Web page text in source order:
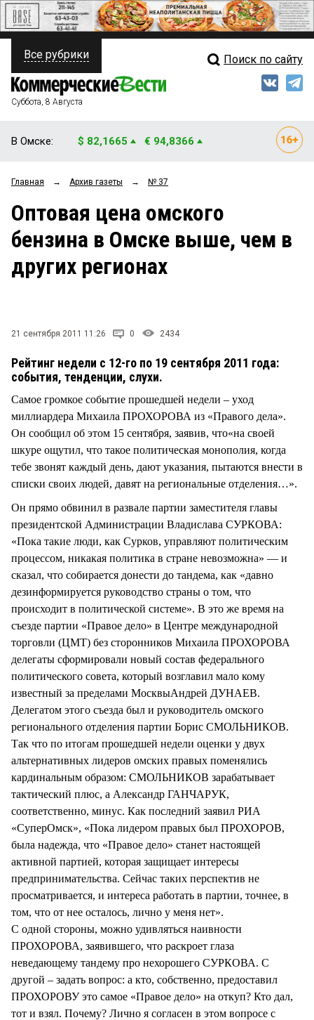
ПОЛИТИКА
ФИНАНСЫ
ОБЩЕСТВО
ЗАКОН
НОВОСТИ КОМПАНИЙ
Свежий выпуск
Рейтинги
Блоги
Все рубрики Поиск по сайту
Суббота, 8 Августа
В Омске: $ 82,1665 € 94,8366
Главная → Архив газеты → № 37
Оптовая цена омского
бензина в Омске выше, чем в
других регионах
21 сентября 2011 11:26 0 2434
Рейтинг недели с 12-го по 19 сентября 2011 года:
события, тенденции, слухи.
Самое громкое событие прошедшей недели – уход
миллиардера Михаила ПРОХОРОВА из «Правого дела».
Он сообщил об этом 15 сентября, заявив, что«на своей
шкуре ощутил, что такое политическая монополия, когда
тебе звонят каждый день, дают указания, пытаются внести в
списки своих людей, давят на региональные отделения…».
Он прямо обвинил в развале партии заместителя главы
президентской Администрации Владислава СУРКОВА:
«Пока такие люди, как Сурков, управляют политическим
процессом, никакая политика в стране невозможна» — и
сказал, что собирается донести до тандема, как «давно
дезинформируется руководство страны о том, что
происходит в политической системе». В это же время на
съезде партии «Правое дело» в Центре международной
торговли (ЦМТ) без сторонников Михаила ПРОХОРОВА
делегаты сформировали новый состав федерального
политического совета, который возглавил мало кому
известный за пределами МосквыАндрей ДУНАЕВ.
Делегатом этого съезда был и руководитель омского
регионального отделения партии Борис СМОЛЬНИКОВ.
Так что по итогам прошедшей недели оценки у двух
альтернативных лидеров омских правых поменялись
кардинальным образом: СМОЛЬНИКОВ зарабатывает
тактический плюс, а Александр ГАНЧАРУК,
соответственно, минус. Как последний заявил РИА
«СуперОмск», «Пока лидером правых был ПРОХОРОВ,
была надежда, что «Правое дело» станет настоящей
активной партией, которая защищает интересы
предпринимательства. Сейчас таких перспектив не
просматривается, и интереса работать в партии, точнее, в
том, что от нее осталось, лично у меня нет».
С одной стороны, можно удивляться наивности
ПРОХОРОВА, заявившего, что раскроет глаза
неведающему тандему про нехорошего СУРКОВА. С
другой – задать вопрос: а кто, собственно, предоставил
ПРОХОРОВУ это самое «Правое дело» на откуп? Кто дал,
тот и взял. Почему? Лично я согласен в этом вопросе с